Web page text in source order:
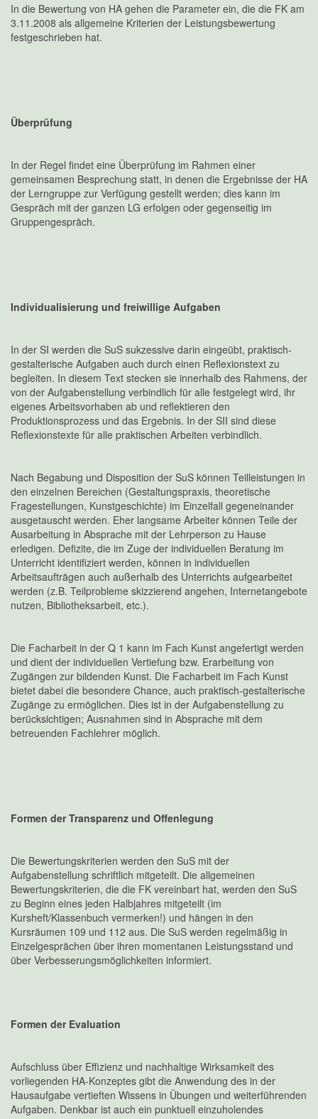
In die Bewertung von HA gehen die Parameter ein, die die FK am
3.11.2008 als allgemeine Kriterien der Leistungsbewertung
festgeschrieben hat.
Überprüfung
In der Regel findet eine Überprüfung im Rahmen einer
gemeinsamen Besprechung statt, in denen die Ergebnisse der HA
der Lerngruppe zur Verfügung gestellt werden; dies kann im
Gespräch mit der ganzen LG erfolgen oder gegenseitig im
Gruppengespräch.
Individualisierung und freiwillige Aufgaben
In der SI werden die SuS sukzessive darin eingeübt, praktisch-
gestalterische Aufgaben auch durch einen Reflexionstext zu
begleiten. In diesem Text stecken sie innerhalb des Rahmens, der
von der Aufgabenstellung verbindlich für alle festgelegt wird, ihr
eigenes Arbeitsvorhaben ab und reflektieren den
Produktionsprozess und das Ergebnis. In der SII sind diese
Reflexionstexte für alle praktischen Arbeiten verbindlich.
Nach Begabung und Disposition der SuS können Teilleistungen in
den einzelnen Bereichen (Gestaltungspraxis, theoretische
Fragestellungen, Kunstgeschichte) im Einzelfall gegeneinander
ausgetauscht werden. Eher langsame Arbeiter können Teile der
Ausarbeitung in Absprache mit der Lehrperson zu Hause
erledigen. Defizite, die im Zuge der individuellen Beratung im
Unterricht identifiziert werden, können in individuellen
Arbeitsaufträgen auch außerhalb des Unterrichts aufgearbeitet
werden (z.B. Teilprobleme skizzierend angehen, Internetangebote
nutzen, Bibliotheksarbeit, etc.).
Die Facharbeit in der Q 1 kann im Fach Kunst angefertigt werden
und dient der individuellen Vertiefung bzw. Erarbeitung von
Zugängen zur bildenden Kunst. Die Facharbeit im Fach Kunst
bietet dabei die besondere Chance, auch praktisch-gestalterische
Zugänge zu ermöglichen. Dies ist in der Aufgabenstellung zu
berücksichtigen; Ausnahmen sind in Absprache mit dem
betreuenden Fachlehrer möglich.
Formen der Transparenz und Offenlegung
Die Bewertungskriterien werden den SuS mit der
Aufgabenstellung schriftlich mitgeteilt. Die allgemeinen
Bewertungskriterien, die die FK vereinbart hat, werden den SuS
zu Beginn eines jeden Halbjahres mitgeteilt (im
Kursheft/Klassenbuch vermerken!) und hängen in den
Kursräumen 109 und 112 aus. Die SuS werden regelmäßig in
Einzelgesprächen über ihren momentanen Leistungsstand und
über Verbesserungsmöglichkeiten informiert.
Formen der Evaluation
Aufschluss über Effizienz und nachhaltige Wirksamkeit des
vorliegenden HA-Konzeptes gibt die Anwendung des in der
Hausaufgabe vertieften Wissens in Übungen und weiterführenden
Aufgaben. Denkbar ist auch ein punktuell einzuholendes